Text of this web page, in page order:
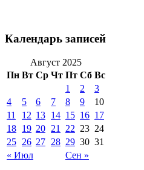
Календарь записей
Август 2025
Пн Вт Ср Чт Пт Сб Вс
« Июл Сен »
1 2
3
4
5 6 7 8 9
10
11
12 13 14 15 16 17
18 19 20 21 22 23 24
25 26 27 28 29 30 31